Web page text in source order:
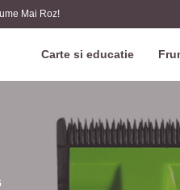
Mai Roz!
Carte si educatie